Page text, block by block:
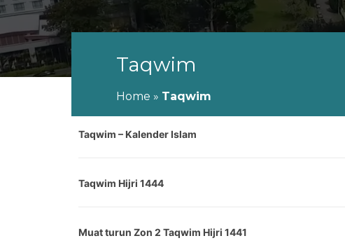
Taqwim
Home » Taqwim
Taqwim – Kalender Islam
Taqwim Hijri 1444
Muat turun Zon 2 Taqwim Hijri 1441